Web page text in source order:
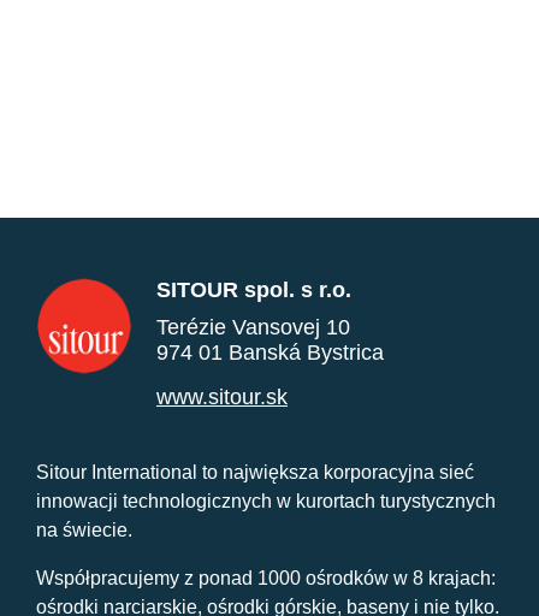
SITOUR spol. s r.o.
Terézie Vansovej 10
974 01 Banská Bystrica
www.sitour.sk
Sitour International to największa korporacyjna sieć
innowacji technologicznych w kurortach turystycznych
na świecie.
Współpracujemy z ponad 1000 ośrodków w 8 krajach:
ośrodki narciarskie, ośrodki górskie, baseny i nie tylko.